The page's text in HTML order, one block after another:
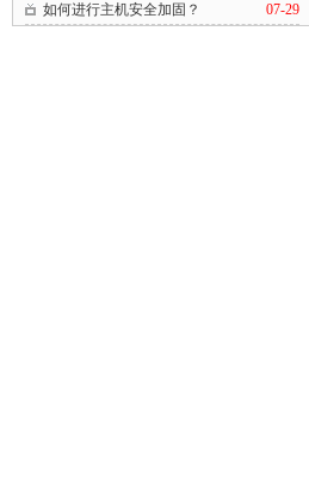
07-29
如何进行主机安全加固？